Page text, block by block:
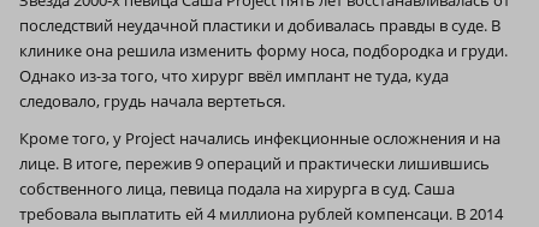
последствий неудачной пластики и добивалась правды в суде. В
клинике она решила изменить форму носа, подбородка и груди.
Однако из-за того, что хирург ввёл имплант не туда, куда
следовало, грудь начала вертеться.
Кроме того, у Project начались инфекционные осложнения и на
лице. В итоге, пережив 9 операций и практически лишившись
собственного лица, певица подала на хирурга в суд. Саша
требовала выплатить ей 4 миллиона рублей компенсаци. В 2014